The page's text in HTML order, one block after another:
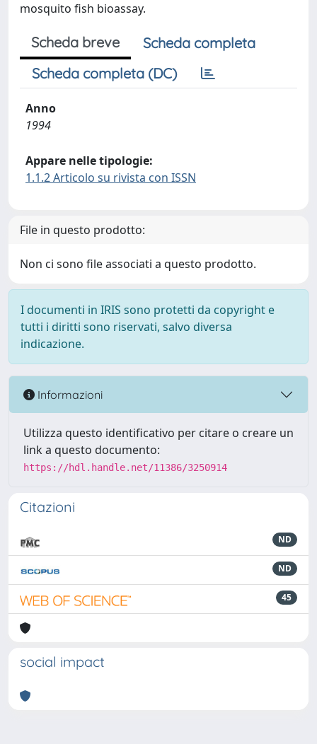
mosquito fish bioassay.
Scheda breve
Scheda completa
Scheda completa (DC)
Anno
1994
Appare nelle tipologie:
1.1.2 Articolo su rivista con ISSN
File in questo prodotto:
Non ci sono file associati a questo prodotto.
I documenti in IRIS sono protetti da copyright e
tutti i diritti sono riservati, salvo diversa
indicazione.
Informazioni
Utilizza questo identificativo per citare o creare un
link a questo documento:
https://hdl.handle.net/11386/3250914
Citazioni
ND
ND
45
social impact